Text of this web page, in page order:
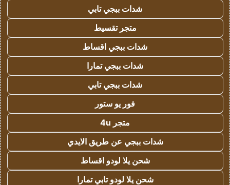
شدات ببجي تابي
متجر تقسيط
شدات ببجي اقساط
شدات ببجي تمارا
شدات ببجي تابي
فور يو ستور
متجر 4u
شدات ببجي عن طريق الايدي
شحن يلا لودو اقساط
شحن يلا لودو تابي تمارا